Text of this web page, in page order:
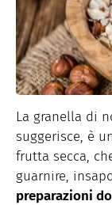
La granella di
suggerisce, è
frutta secca,
guarnire,
preparazioni